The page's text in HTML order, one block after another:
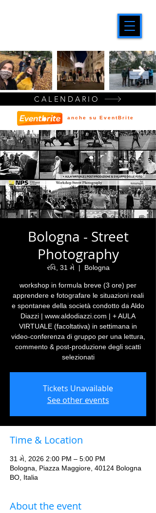
Bologna - Street
Photography
રવિ, 31 મે
  |
Bologna
workshop in formula breve (3 ore) per
apprendere e fotografare le situazioni reali
e spontanee della società condotto da Aldo
Diazzi | www.aldodiazzi.com | + AULA
VIRTUALE (facoltativa) in settimana in
video-conferenza di gruppo per una lettura,
commento & post-produzione degli scatti
selezionati
Tickets Unavailable
See other events
Time & Location
31 મે, 2026 2:00 PM – 5:00 PM
Bologna, Piazza Maggiore, 40124 Bologna
BO, Italia
About the event
CALENDARIO
anche su EventBrite